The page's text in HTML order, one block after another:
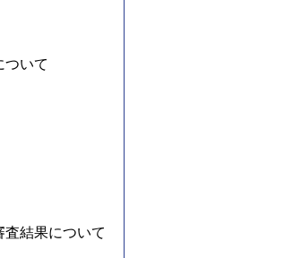
ついて
結果について